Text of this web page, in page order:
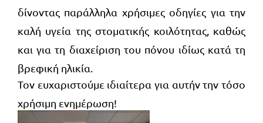
δίνοντας παράλληλα χρήσιμες οδηγίες για την
καλή υγεία της στοματικής κοιλότητας, καθώς
και για τη διαχείριση του πόνου ιδίως κατά τη
βρεφική ηλικία.
Τον ευχαριστούμε ιδιαίτερα για αυτήν την τόσο
χρήσιμη ενημέρωση!